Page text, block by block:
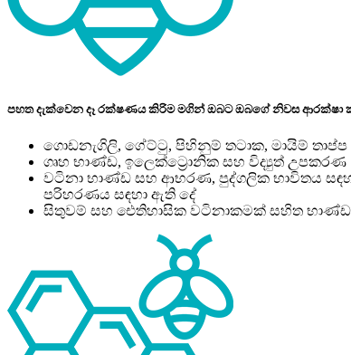
පහත දැක්වෙන දෑ රක්ෂණය කිරිම මගින් ඔබට ඔබගේ නිවස ආරක්ෂා
ගොඩනැගිලි, ගේට්ටු, පිහිනුම් තටාක, මායිම් තාප්ප
ගෘහ භාණ්ඩ, ඉලෙක්ට්‍රොනික සහ විද්‍යුත් උපකරණ
වටිනා භාණ්ඩ සහ ආභරණ, පුද්ගලික භාවිතය
පරිහරණය සඳහා ඇති දේ
සිතුවම් සහ ‍ඓතිහාසික වටිනාකමක් සහිත භාණ්ඩ